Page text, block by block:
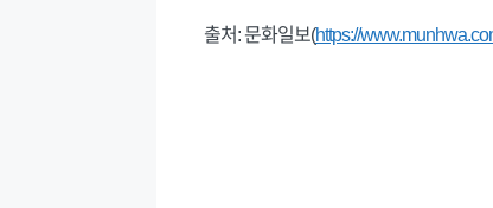
출처: 문화일보(https://